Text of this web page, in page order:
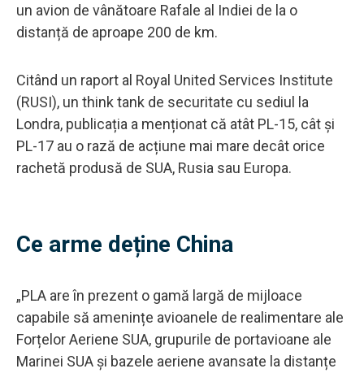
un avion de vânătoare Rafale al Indiei de la o
distanță de aproape 200 de km.
Citând un raport al Royal United Services Institute
(RUSI), un think tank de securitate cu sediul la
Londra, publicația a menționat că atât PL-15, cât și
PL-17 au o rază de acțiune mai mare decât orice
rachetă produsă de SUA, Rusia sau Europa.
Ce arme deține China
„PLA are în prezent o gamă largă de mijloace
capabile să amenințe avioanele de realimentare ale
Forțelor Aeriene SUA, grupurile de portavioane ale
Marinei SUA și bazele aeriene avansate la distanțe